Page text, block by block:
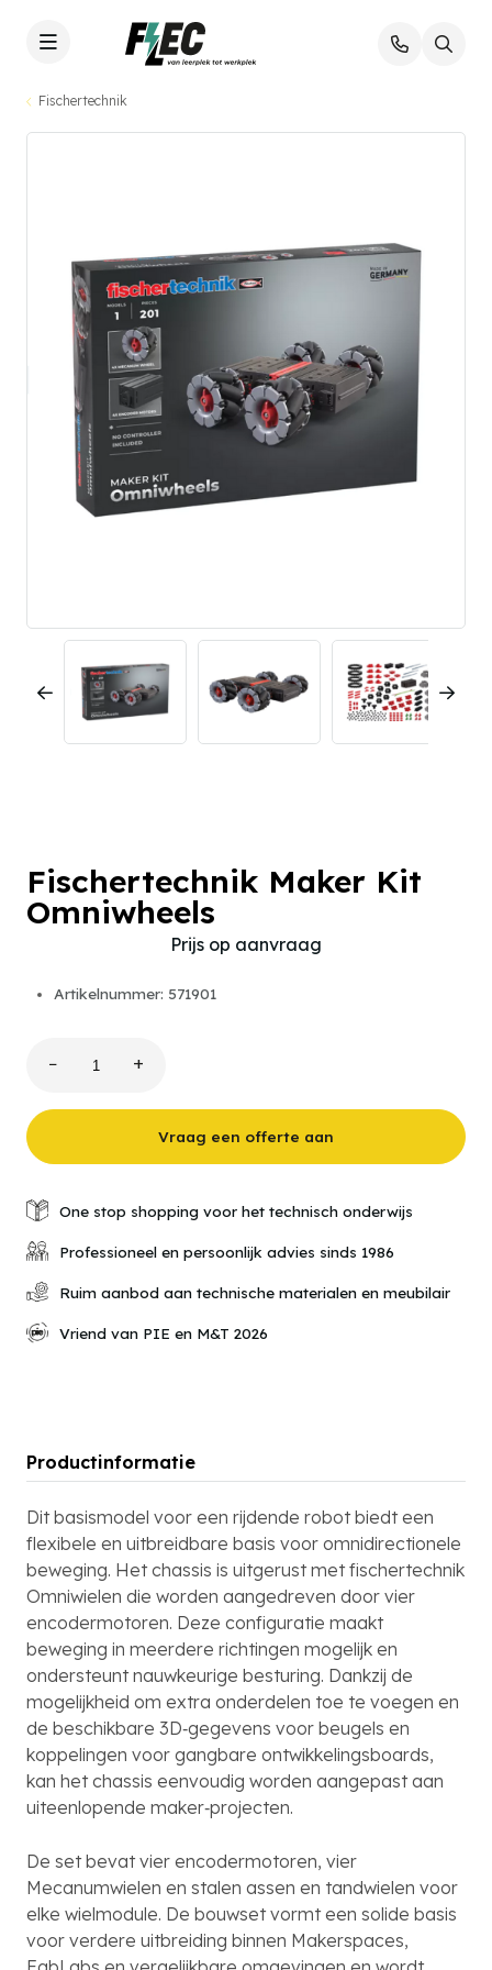
Fischertechnik
Fischertechnik Maker Kit
Omniwheels
Prijs op aanvraag
Artikelnummer: 571901
−
Fischertechnik
Kit
+
Vraag een offerte aan
One stop shopping voor het technisch onderwijs
Professioneel en persoonlijk advies sinds 1986
Ruim aanbod aan technische materialen en meubilair
Vriend van PIE en M&T 2026
Productinformatie
Dit basismodel voor een rijdende robot biedt een
flexibele en uitbreidbare basis voor omnidirectionele
beweging. Het chassis is uitgerust met fischertechnik
Omniwielen die worden aangedreven door vier
encodermotoren. Deze configuratie maakt
beweging in meerdere richtingen mogelijk en
ondersteunt nauwkeurige besturing. Dankzij de
mogelijkheid om extra onderdelen toe te voegen en
de beschikbare 3D‑gegevens voor beugels en
koppelingen voor gangbare ontwikkelingsboards,
kan het chassis eenvoudig worden aangepast aan
uiteenlopende maker‑projecten.
De set bevat vier encodermotoren, vier
Mecanumwielen en stalen assen en tandwielen voor
elke wielmodule. De bouwset vormt een solide basis
voor verdere uitbreiding binnen Makerspaces,